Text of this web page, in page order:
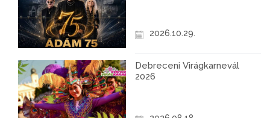
2026.10.29.
Debreceni Virágkarnevál
2026